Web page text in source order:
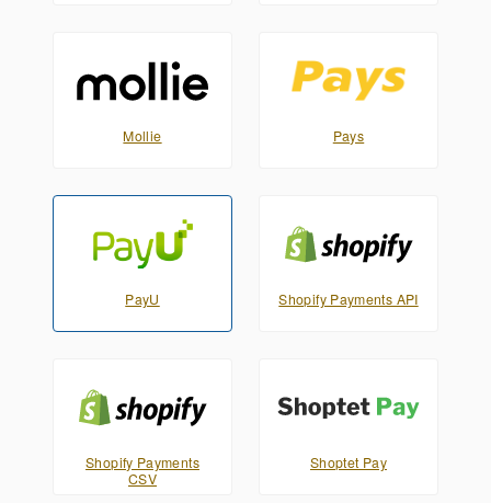
Mollie Pays
PayU Shopify Payments API
Shopify Payments
CSV
Shoptet Pay